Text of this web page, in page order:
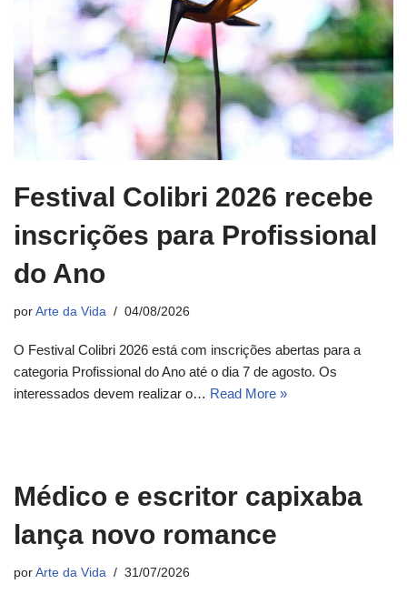
Festival Colibri 2026 recebe
inscrições para Profissional
do Ano
por Arte da Vida 04/08/2026
O Festival Colibri 2026 está com inscrições abertas para a
categoria Profissional do Ano até o dia 7 de agosto. Os
interessados devem realizar o… Read More »
Médico e escritor capixaba
lança novo romance
por Arte da Vida 31/07/2026